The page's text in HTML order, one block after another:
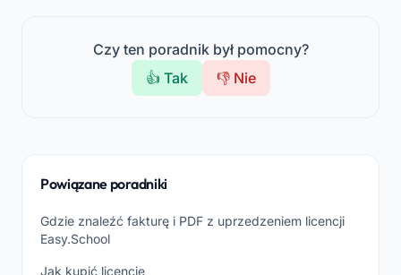
Czy ten poradnik był pomocny?
👍 Tak
👎 Nie
Powiązane poradniki
Gdzie znaleźć fakturę i PDF z uprzedzeniem licencji
Easy.School
Jak kupić licencję